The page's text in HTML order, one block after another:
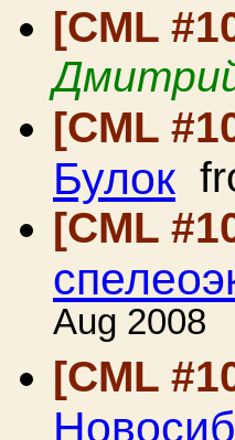
[CML
[CML
Булок
[CML
Aug 2008
[CML